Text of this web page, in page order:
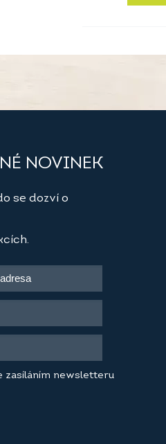
NOVINEK
se dozví o
zasíláním newsletteru